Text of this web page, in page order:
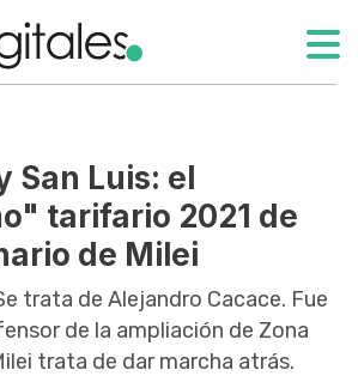
San Luis: el
tarifario 2021 de
de Milei
trata de Alejandro Cacace. Fue
de la ampliación de Zona
trata de dar marcha atrás.